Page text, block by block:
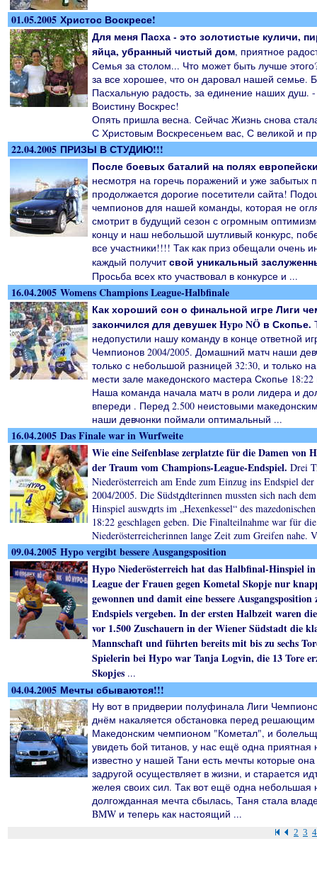
01.05.2005 Христос Воскресе!
Для меня Пасха - это золотистые куличи,
яйца, убранный чистый дом, приятное
Семья за столом... Что может быть лучше
за все хорошее, что он даровал нашей семье.
Пасхальную радость, за единение наших душ.
Воистину Воскрес!
Опять пришла весна. Сейчас Жизнь снова
С Христовым Воскресеньем вас, С великой и
22.04.2005 ПРИЗЫ В СТУДИЮ!!!
После боевых баталий на полях
несмотря на горечь поражений и уже забытых
продолжается дорогие посетители сайта!
чемпионов для нашей команды, которая не
смотрит в будущий сезон с огромным
концу и наш небольшой шутливый конкурс,
все участники!!!! Так как приз обещали очень
каждый получитсвой уникальный
Просьба всех кто участвовал в конкурсе и ...
16.04.2005 Womens Champions League-Halbfinale
Как хороший сон о финальной игре Лиги
закончился для девушек Hypo NÖ в Скопье.
недопустили нашу команду в конце ответной
Чемпионов 2004/2005. Домашний матч наши
только с небольшой разницей 32:30, и только
мести зале македонского мастера Скопье
Наша команда начала матч в роли лидера и
впереди . Перед 2.500 неистовыми
наши девчонки поймали оптимальный ...
16.04.2005 Das Finale war in Wurfweite
Wie eine Seifenblase zerplatzte für die Damen von
der Traum vom Champions-League-Endspiel. Drei
Niederösterreich am Ende zum Einzug ins Endspiel der
2004/2005. Die Südstдdterinnen mussten sich nach
Hinspiel auswдrts im „Hexenkessel“ des
18:22 geschlagen geben. Die Finalteilnahme war für die
Niederösterreicherinnen lange Zeit zum Greifen nahe.
09.04.2005 Hypo vergibt bessere Ausgangsposition
Hypo Niederösterreich hat das Halbfinal-Hinspiel
League der Frauen gegen Kometal Skopje nur
gewonnen und damit eine bessere
Endspiels vergeben. In der ersten Halbzeit waren
vor 1.500 Zuschauern in der Wiener Südstadt die
Mannschaft und führten bereits mit bis zu sechs
Spielerin bei Hypo war Tanja Logvin, die 13 Tore
Skopjes ...
04.04.2005 Мечты сбываются!!!
Ну вот в придверии полуфинала Лиги
днём накаляется обстановка перед
Македонским чемпионом "Кометал", и
увидеть бой титанов, у нас ещё одна приятная
известно у нашей Тани есть мечты которые
задругой осуществляет в жизни, и старается
желея своих сил. Так вот ещё одна небольшая
долгожданная мечта сбылась, Таня стала
BMW и теперь как настоящий ...
2 3 4